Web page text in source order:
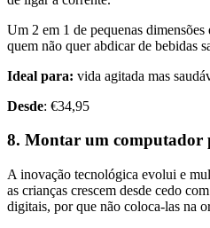
Um 2 em 1 de pequenas
quem não quer abdicar de bebidas
Ideal para: vida agitada mas
Desde: €34,95
8. Montar um computador
A inovação tecnológica evolui e
as crianças crescem desde cedo
digitais, por que não coloca-las na